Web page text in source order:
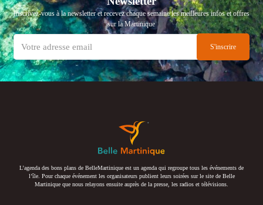
Inscrivez-vous à la newsletter et recevez chaque semaine les meilleures infos et offres
sur la Martinique
L’agenda des bons plans de BelleMartinique est un agenda qui regroupe tous les événements de
l’île. Pour chaque événement les organisateurs publient leurs soirées sur le site de Belle
Martinique que nous relayons ensuite auprès de la presse, les radios et télévisions.